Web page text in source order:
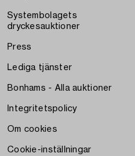
Systembolagets
dryckesauktioner
Press
Lediga tjänster
Bonhams - Alla auktioner
Integritetspolicy
Om cookies
Cookie-inställningar